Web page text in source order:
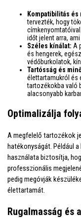
Kompatibilitás
tervezték, hogy
időt jelent arra,
Széles kínálat: A
és hengerek,
védőburkolatok,
Tartósság és
élettartamukról és
tartozékokba való
alacsonyabb
Optimalizálja
A megfelelő tartozékok
hatékonyságát. Például
használata biztosítja,
professzionális
pedig megóvják
élettartamát.
Rugalmasság és